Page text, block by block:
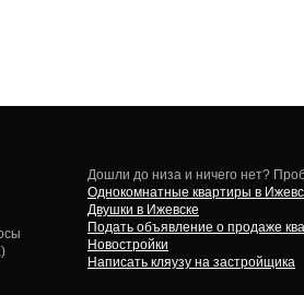
Дошли до низа и ничего нет?
Однокомнатные квартиры в
Двушки в Ижевске
Подать объявление о продаже
Новостройки
Написать кляузу на застройщика